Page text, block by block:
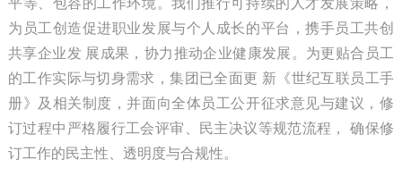
为员工创造促进职业发展与个人成长的平台，携手员工共创
共享企业发 展成果，协力推动企业健康发展。为更贴合员工
的工作实际与切身需求，集团已全面更 新《世纪互联员工手
册》及相关制度，并面向全体员工公开征求意见与建议，修
订过程中严格履行工会评审、民主决议等规范流程， 确保修
订工作的民主性、透明度与合规性。